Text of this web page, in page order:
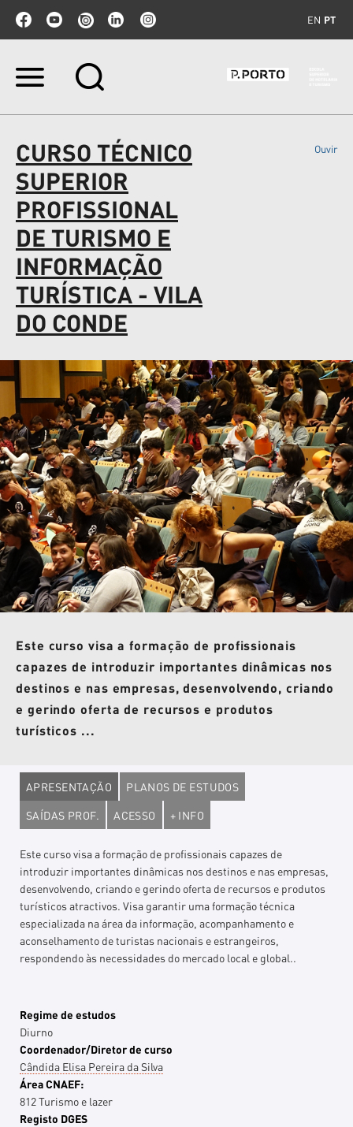
EN PT
Ir
Ir
para
a
navegação
CURSO TÉCNICO
SUPERIOR
PROFISSIONAL
DE TURISMO E
INFORMAÇÃO
TURÍSTICA - VILA
DO CONDE
Ouvir
Este curso visa a formação de profissionais
capazes de introduzir importantes dinâmicas nos
destinos e nas empresas, desenvolvendo, criando
e gerindo oferta de recursos e produtos
turísticos ...
APRESENTAÇÃO
PLANOS DE ESTUDOS
SAÍDAS PROF.
ACESSO + INFO
Este curso visa a formação de profissionais capazes de
introduzir importantes dinâmicas nos destinos e nas empresas,
desenvolvendo, criando e gerindo oferta de recursos e produtos
turísticos atractivos. Visa garantir uma formação técnica
especializada na área da informação, acompanhamento e
aconselhamento de turistas nacionais e estrangeiros,
respondendo às necessidades do mercado local e global..
Regime de estudos
Diurno
Coordenador/Diretor de curso
Cândida Elisa Pereira da Silva
Área CNAEF:
812 Turismo e lazer
Registo DGES